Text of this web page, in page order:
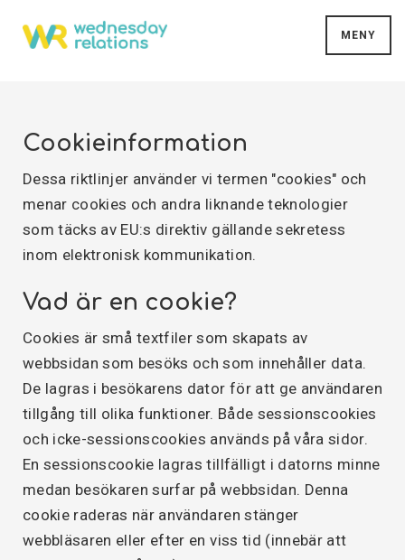
MENY
Cookieinformation
Dessa riktlinjer använder vi termen "cookies" och
menar cookies och andra liknande teknologier
som täcks av EU:s direktiv gällande sekretess
inom elektronisk kommunikation.
Vad är en cookie?
Cookies är små textfiler som skapats av
webbsidan som besöks och som innehåller data.
De lagras i besökarens dator för att ge användaren
tillgång till olika funktioner. Både sessionscookies
och icke-sessionscookies används på våra sidor.
En sessionscookie lagras tillfälligt i datorns minne
medan besökaren surfar på webbsidan. Denna
cookie raderas när användaren stänger
webbläsaren eller efter en viss tid (innebär att